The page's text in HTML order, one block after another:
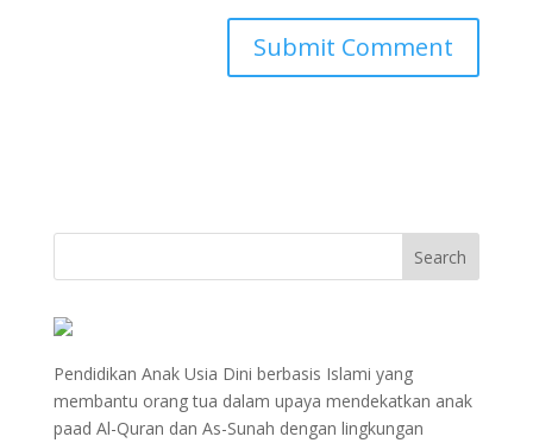
Pendidikan Anak Usia Dini berbasis Islami yang
membantu orang tua dalam upaya mendekatkan anak
paad Al-Quran dan As-Sunah dengan lingkungan